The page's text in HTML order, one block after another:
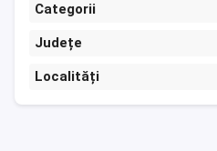
Categorii
Județe
Localități